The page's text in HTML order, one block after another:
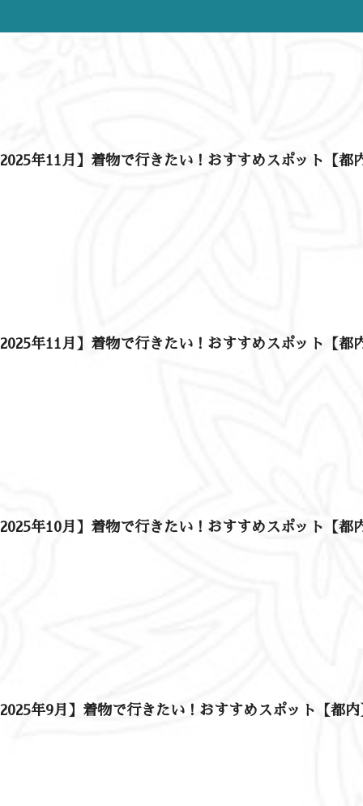
年11月】着物で行きたい！おすすめスポット【都
年11月】着物で行きたい！おすすめスポット【都
年10月】着物で行きたい！おすすめスポット【都
年9月】着物で行きたい！おすすめスポット【都内